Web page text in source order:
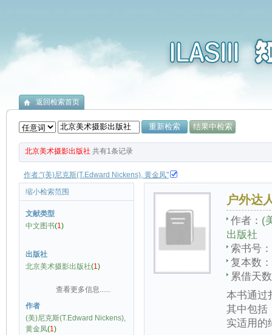
返回检索首页
北京美术摄影出版社 共有1条记录
作者:"(美)尼克斯(T.Edward Nickens), 黄金凤"
户外达
作者： (
出版社
索书号：
复本数：
累借天
本书通过
其中包括
实适用的
缩小检索范围
文献类型
中文图书(1)
出版社
北京美术摄影出版社(1)
查看更多信息......
作者
(美)尼克斯(T.Edward Nickens),
黄金凤(1)